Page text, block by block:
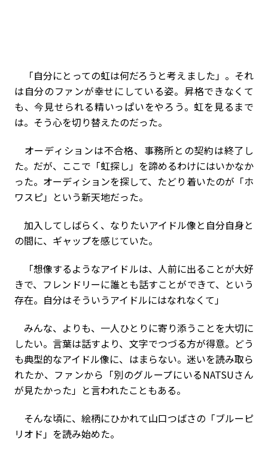
「自分にとっての虹は何だろうと考えました」。それ
は自分のファンが幸せにしている姿。昇格できなくて
も、今見せられる精いっぱいをやろう。虹を見るまで
は。そう心を切り替えたのだった。
オーディションは不合格、事務所との契約は終了し
た。だが、ここで「虹探し」を諦めるわけにはいかなか
った。オーディションを探して、たどり着いたのが「ホ
ワスピ」という新天地だった。
加入してしばらく、なりたいアイドル像と自分自身と
の間に、ギャップを感じていた。
「想像するようなアイドルは、人前に出ることが大好
きで、フレンドリーに誰とも話すことができて、という
存在。自分はそういうアイドルにはなれなくて」
みんな、よりも、一人ひとりに寄り添うことを大切に
したい。言葉は話すより、文字でつづる方が得意。どう
も典型的なアイドル像に、はまらない。迷いを読み取ら
れたか、ファンから「別のグループにいるNATSUさん
が見たかった」と言われたこともある。
そんな頃に、絵柄にひかれて山口つばさの「ブルーピ
リオド」を読み始めた。